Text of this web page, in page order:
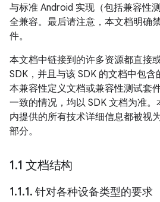
与标准 Android 实现（包括兼容性
全兼容。最后请注意，本文档明确
件。
本文档中链接到的许多资源都直接
SDK，并且与该 SDK 的文档中包
本兼容性定义文档或兼容性测试套
一致的情况，均以 SDK 文档为准
内提供的所有技术详细信息都被视
部分。
1.1 文档结构
1.1.1. 针对各种设备类型的要求